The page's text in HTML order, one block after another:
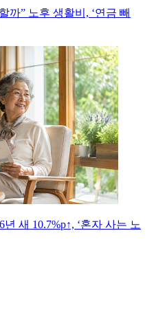
까” 노후 생활비, ‘연금 빼
새 10.7%p↑, ‘혼자 사는 노